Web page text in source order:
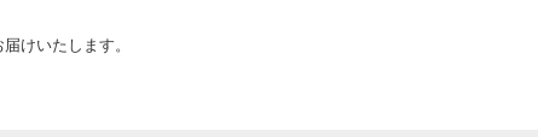
けいたします。